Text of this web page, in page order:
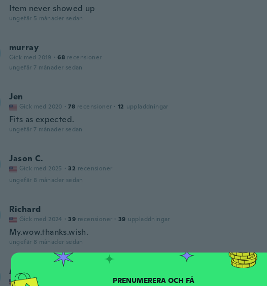
Item never showed up
ungefär 5 månader sedan
murray
Gick med 2019 · 68 recensioner
ungefär 7 månader sedan
Jen
Gick med 2020 · 78 recensioner · 12 uppladdningar
Fits as expected.
ungefär 7 månader sedan
Jason C.
Gick med 2025 · 32 recensioner
ungefär 8 månader sedan
Richard
Gick med 2024 · 39 recensioner · 39 uppladdningar
My.wow.thanks.wish.
ungefär 8 månader sedan
Aurelio
Gick med 2016 recensioner · 6 uppladdningar PRENUMERERA OCH FÅ